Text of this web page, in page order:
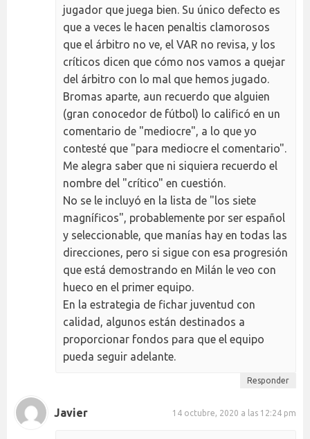
jugador que juega bien. Su único defecto es
que a veces le hacen penaltis clamorosos
que el árbitro no ve, el VAR no revisa, y los
críticos dicen que cómo nos vamos a quejar
del árbitro con lo mal que hemos jugado.
Bromas aparte, aun recuerdo que alguien
(gran conocedor de fútbol) lo calificó en un
comentario de "mediocre", a lo que yo
contesté que "para mediocre el comentario".
Me alegra saber que ni siquiera recuerdo el
nombre del "crítico" en cuestión.
No se le incluyó en la lista de "los siete
magníficos", probablemente por ser español
y seleccionable, que manías hay en todas las
direcciones, pero si sigue con esa progresión
que está demostrando en Milán le veo con
hueco en el primer equipo.
En la estrategia de fichar juventud con
calidad, algunos están destinados a
proporcionar fondos para que el equipo
pueda seguir adelante.
Responder
Javier 14 octubre, 2020 a las 12:24 pm